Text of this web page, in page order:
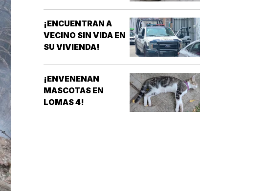
¡ENCUENTRAN A
VECINO SIN VIDA EN
SU VIVIENDA!
¡ENVENENAN
MASCOTAS EN
LOMAS 4!